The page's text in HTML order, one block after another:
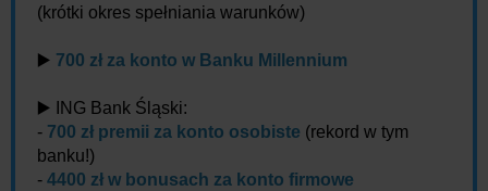
(krótki okres spełniania warunków)
▶️ 700 zł za konto w Banku Millennium
▶️ ING Bank Śląski:
- 700 zł premii za konto osobiste (rekord w tym
banku!)
- 4400 zł w bonusach za konto firmowe